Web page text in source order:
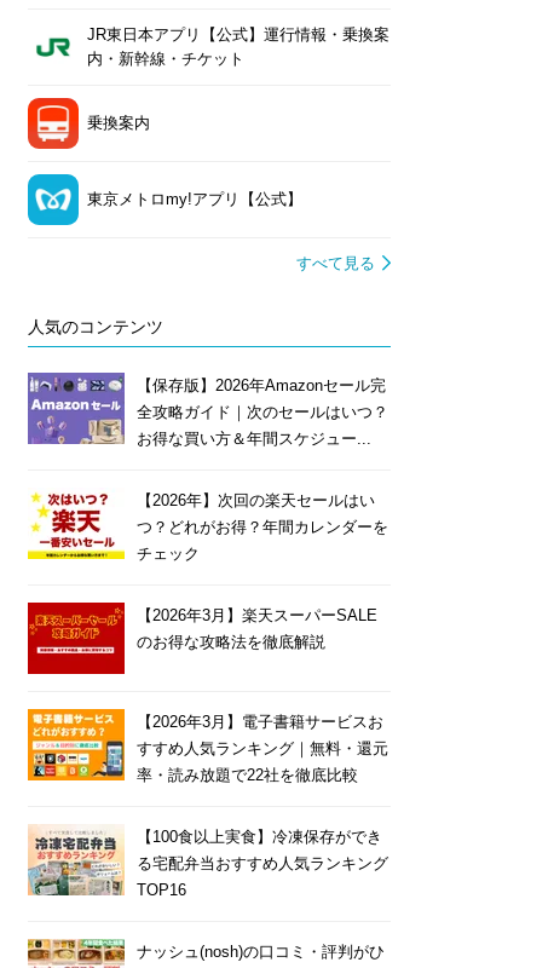
JR東日本アプリ【公式】運行情報・乗換案
内・新幹線・チケット
乗換案内
東京メトロmy!アプリ【公式】
すべて見る
人気のコンテンツ
【保存版】2026年Amazonセール完
全攻略ガイド｜次のセールはいつ？
お得な買い方＆年間スケジュー...
【2026年】次回の楽天セールはい
つ？どれがお得？年間カレンダーを
チェック
【2026年3月】楽天スーパーSALE
のお得な攻略法を徹底解説
【2026年3月】電子書籍サービスお
すすめ人気ランキング｜無料・還元
率・読み放題で22社を徹底比較
【100食以上実食】冷凍保存ができ
る宅配弁当おすすめ人気ランキング
TOP16
ナッシュ(nosh)の口コミ・評判がひ